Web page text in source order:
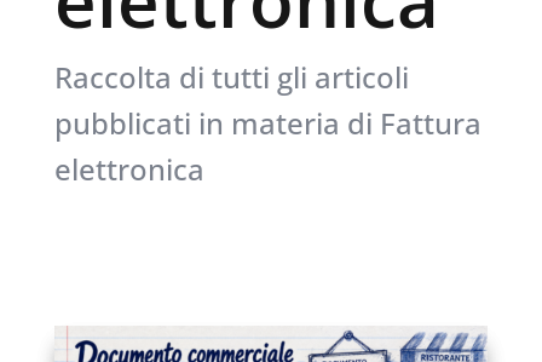
Raccolta di tutti gli articoli
pubblicati in materia di Fattura
elettronica